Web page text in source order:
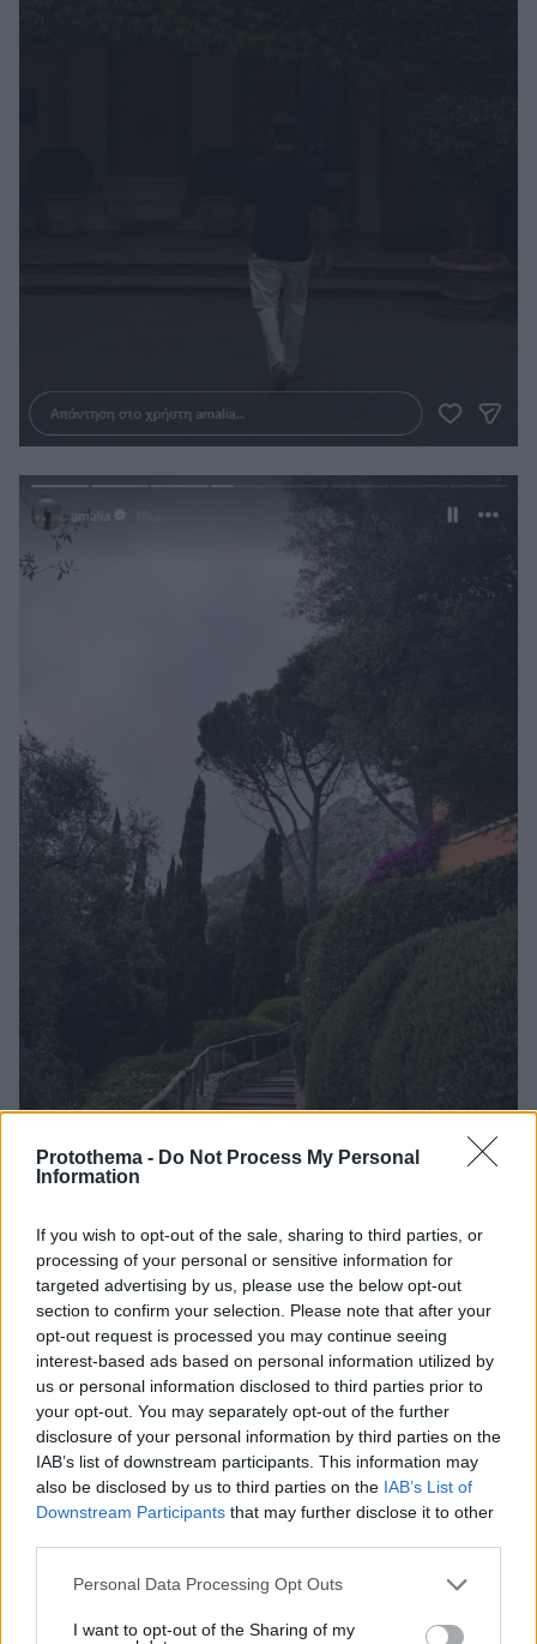
Protothema - Do Not Process My Personal
Information
If you wish to opt-out of the sale, sharing to third parties, or
processing of your personal or sensitive information for
targeted advertising by us, please use the below opt-out
section to confirm your selection. Please note that after your
opt-out request is processed you may continue seeing
interest-based ads based on personal information utilized by
us or personal information disclosed to third parties prior to
your opt-out. You may separately opt-out of the further
disclosure of your personal information by third parties on the
IAB’s list of downstream participants. This information may
also be disclosed by us to third parties on the IAB’s List of
Downstream Participants that may further disclose it to other
Please note that this website/app uses one or more Google
not limited to your visit or usage behaviour. You may click to
Personal Data Processing Opt Outs
I want to opt-out of the Sharing of my